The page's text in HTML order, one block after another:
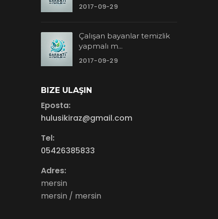
2017-09-29
Çalışan bayanlar temizlik
yapmalı m...
2017-09-29
BIZE ULAŞIN
Eposta:
hulusikiraz@gmail.com
Tel:
05426385833
Adres:
mersin
mersin / mersin